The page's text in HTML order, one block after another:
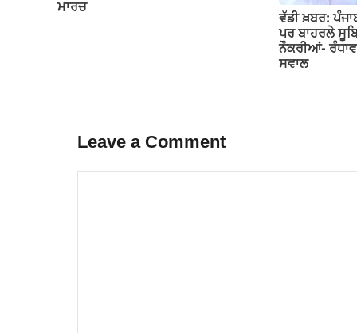
ਮਾਰਚ
ਵੱਡੀ ਖ਼ਬਰ:
ਪਰ ਬਾਹਰਲੇ
ਨੌਕਰੀਆਂ-
ਸਵਾਲ
Leave a Comment